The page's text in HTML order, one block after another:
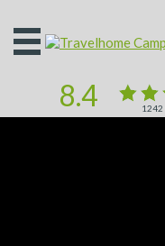
Open
het
1242
8.4